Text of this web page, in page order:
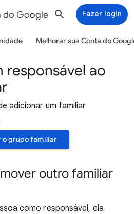
do Google Fazer login
Melhorar sua Conta do
responsável ao
adicionar um familiar
o grupo familiar
outro familiar
como responsável, ela